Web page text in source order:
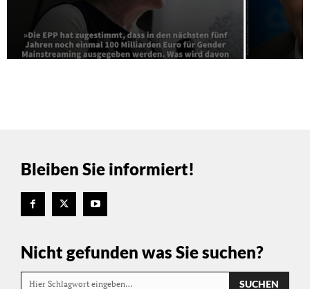
Bleiben Sie informiert!
Nicht gefunden was Sie suchen?
Hier Schlagwort eingeben… SUCHEN